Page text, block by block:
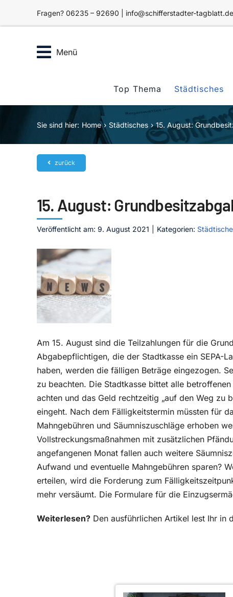
Fragen? 06235 – 92690 | info@schifferstadter-tagblatt.de
Menü
Top Thema Städtisches
Sie sind hier: Home Städtisches 15. August:
zurück
15. August:
Veröffentlicht am: 9. August 2021 Kategorien:
Am 15. August sind die Teilzahlungen für die
Abgabepflichtigen, die der Stadtkasse ein SEPA-
haben, werden die fälligen Beträge eingezogen.
zu beachten. Die Stadtkasse bittet alle
achten und das Geld rechtzeitig „auf den Weg zu
eingeht. Nach dem Fälligkeitstermin müssten für
Mahngebühren und Säumniszuschläge erhoben
Vollstreckungsmaßnahmen mit zusätzlichen
angefangenen Monat fallen auch weitere
Aufwand und eventuelle Mahngebühren sparen?
erteilen, wird die Forderung zum
mehr versäumt. Die Formulare für die
Weiterlesen? Den ausführlichen Artikel lest Ihr in